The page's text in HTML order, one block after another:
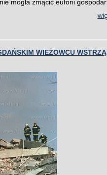
mogła zmącić euforii
WIEŻOWCU